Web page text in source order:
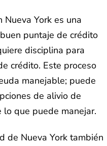
York es una
puntaje de crédito
disciplina para
crédito. Este proceso
manejable; puede
de alivio de
que puede manejar.
de Nueva York también